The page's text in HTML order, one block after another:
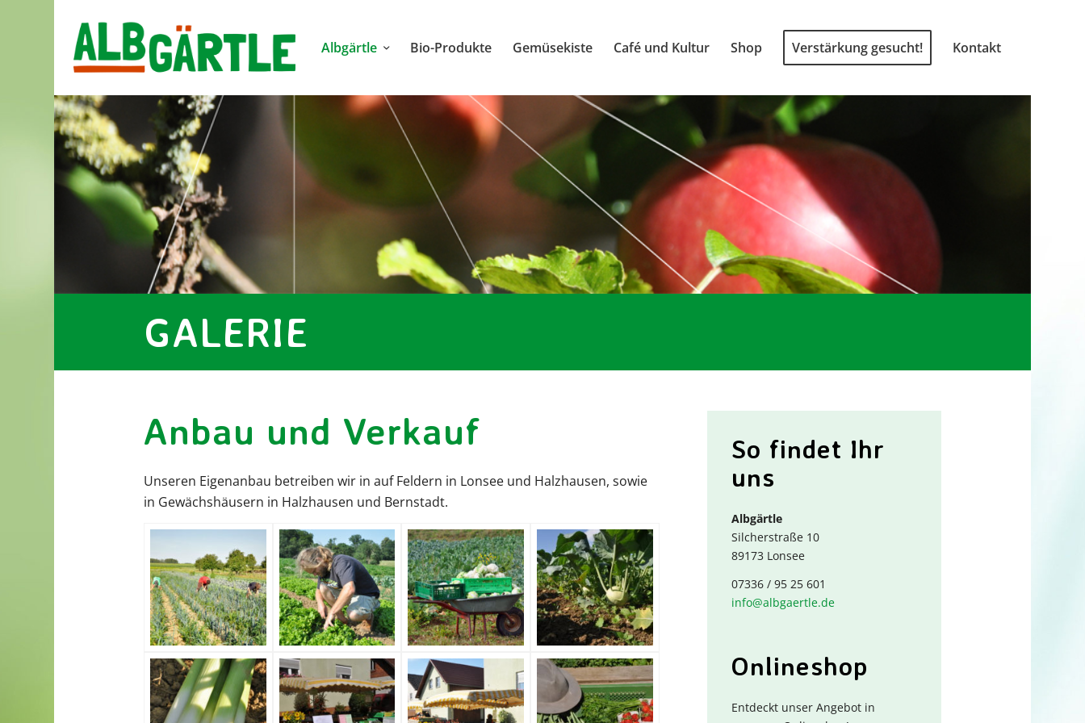
Albgärtle Bio-Produkte Gemüsekiste Café und Kultur Shop Verstärkung gesucht! Kontakt
GALERIE
Anbau und Verkauf
Unseren Eigenanbau betreiben wir in auf Feldern in Lonsee und Halzhausen, sowie
in Gewächshäusern in Halzhausen und Bernstadt.
So findet Ihr
uns
Albgärtle
Silcherstraße 10
89173 Lonsee
07336 / 95 25 601
info@albgaertle.de
Onlineshop
Entdeckt unser Angebot in